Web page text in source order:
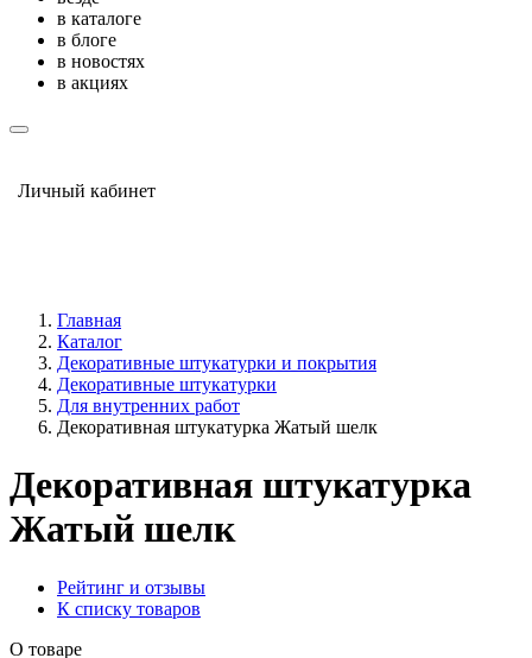
в каталоге
в блоге
в новостях
в акциях
Личный кабинет
Главная
Каталог
Декоративные штукатурки и покрытия
Декоративные штукатурки
Для внутренних работ
Декоративная штукатурка Жатый шелк
Декоративная штукатурка
Жатый шелк
Рейтинг и отзывы
К списку товаров
О товаре